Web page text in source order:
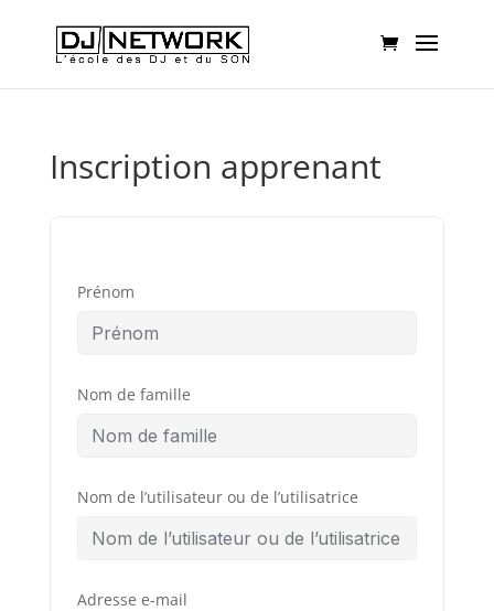
Inscription apprenant
Prénom
Nom de famille
Nom de l’utilisateur ou de l’utilisatrice
Adresse e-mail